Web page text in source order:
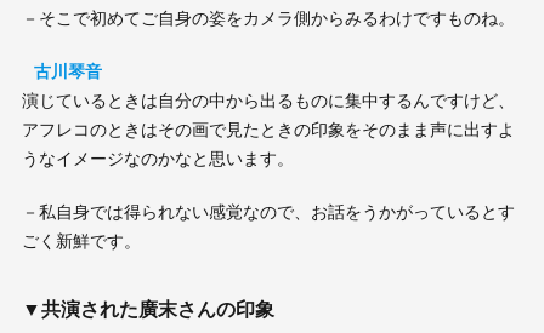
－そこで初めてご自身の姿をカメラ側からみるわけですものね。
古川琴音
演じているときは自分の中から出るものに集中するんですけど、
アフレコのときはその画で見たときの印象をそのまま声に出すよ
うなイメージなのかなと思います。
－私自身では得られない感覚なので、お話をうかがっているとす
ごく新鮮です。
▼共演された廣末さんの印象